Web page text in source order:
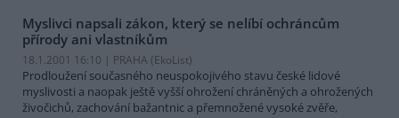
Myslivci napsali zákon, který se nelíbí ochráncům
přírody ani vlastníkům
18.1.2001 16:10 | PRAHA (EkoList)
Prodloužení současného neuspokojivého stavu české lidové
myslivosti a naopak ještě vyšší ohrožení chráněných a ohrožených
živočichů, zachování bažantnic a přemnožené vysoké zvěře,